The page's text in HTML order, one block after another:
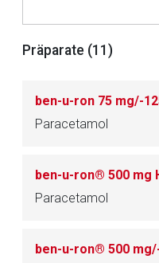
Präparate (11)
Paracetamol
ben-u-ron® 500 mg
Paracetamol
ben-u-ron® 500
Aufruf einer
Der von Ihnen
Seite. Für die Inhalte
Betreiber